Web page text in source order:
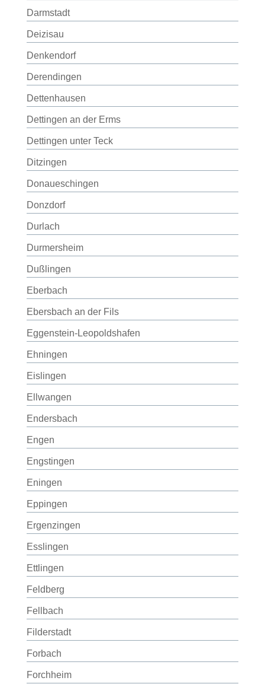
Darmstadt
Deizisau
Denkendorf
Derendingen
Dettenhausen
Dettingen an der Erms
Dettingen unter Teck
Ditzingen
Donaueschingen
Donzdorf
Durlach
Durmersheim
Dußlingen
Eberbach
Ebersbach an der Fils
Eggenstein-Leopoldshafen
Ehningen
Eislingen
Ellwangen
Endersbach
Engen
Engstingen
Eningen
Eppingen
Ergenzingen
Esslingen
Ettlingen
Feldberg
Fellbach
Filderstadt
Forbach
Forchheim